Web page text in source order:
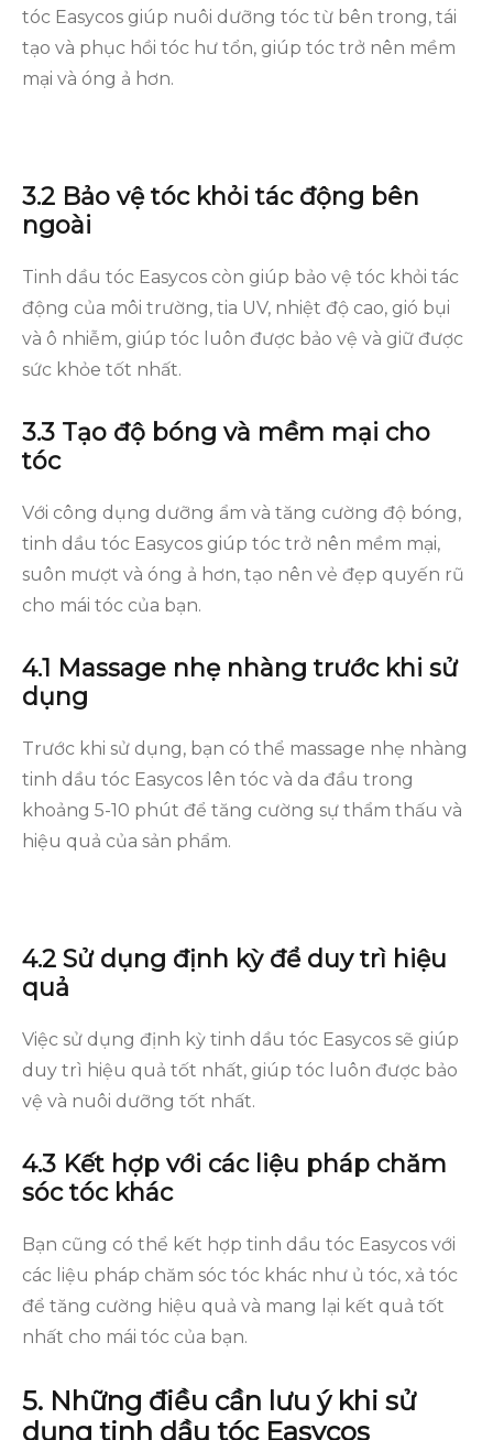
tóc Easycos giúp nuôi dưỡng tóc từ bên trong, tái
tạo và phục hồi tóc hư tổn, giúp tóc trở nên mềm
mại và óng ả hơn.
3.2 Bảo vệ tóc khỏi tác động bên
ngoài
Tinh dầu tóc Easycos còn giúp bảo vệ tóc khỏi tác
động của môi trường, tia UV, nhiệt độ cao, gió bụi
và ô nhiễm, giúp tóc luôn được bảo vệ và giữ được
sức khỏe tốt nhất.
3.3 Tạo độ bóng và mềm mại cho
tóc
Với công dụng dưỡng ẩm và tăng cường độ bóng,
tinh dầu tóc Easycos giúp tóc trở nên mềm mại,
suôn mượt và óng ả hơn, tạo nên vẻ đẹp quyến rũ
cho mái tóc của bạn.
4.1 Massage nhẹ nhàng trước khi sử
dụng
Trước khi sử dụng, bạn có thể massage nhẹ nhàng
tinh dầu tóc Easycos lên tóc và da đầu trong
khoảng 5-10 phút để tăng cường sự thẩm thấu và
hiệu quả của sản phẩm.
4.2 Sử dụng định kỳ để duy trì hiệu
quả
Việc sử dụng định kỳ tinh dầu tóc Easycos sẽ giúp
duy trì hiệu quả tốt nhất, giúp tóc luôn được bảo
vệ và nuôi dưỡng tốt nhất.
4.3 Kết hợp với các liệu pháp chăm
sóc tóc khác
Bạn cũng có thể kết hợp tinh dầu tóc Easycos với
các liệu pháp chăm sóc tóc khác như ủ tóc, xả tóc
để tăng cường hiệu quả và mang lại kết quả tốt
nhất cho mái tóc của bạn.
5. Những điều cần lưu ý khi sử
dụng tinh dầu tóc Easycos